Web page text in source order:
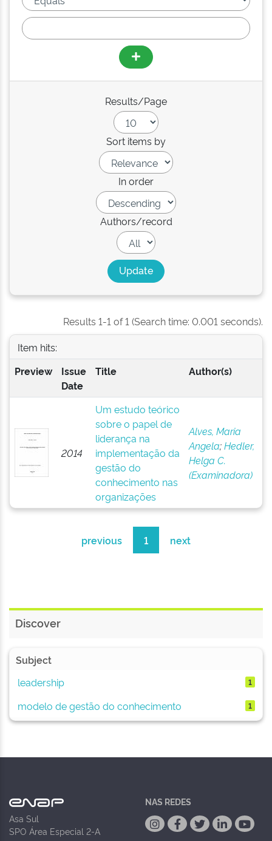
Results/Page
Sort items by
In order
Authors/record
Results 1-1 of 1 (Search time: 0.001 seconds).
Item hits:
Preview
Issue
Date
Title Author(s)
2014
Um estudo teórico
sobre o papel de
liderança na
implementação da
gestão do
conhecimento nas
organizações
Alves, Maria
Angela;Hedler,
Helga C.
(Examinadora)
previous 1 next
Discover
Subject
leadership
1
modelo de gestão do conhecimento 1
Asa Sul
SPO Área Especial 2-A
NAS REDES